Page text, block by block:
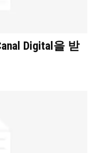
Digital을 받